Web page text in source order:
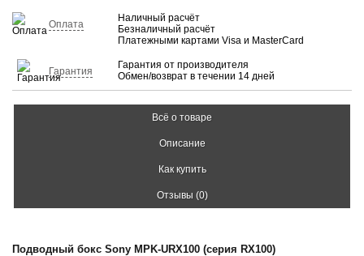
Оплата
Наличный расчёт
Безналичный расчёт
Платежными картами Visa и MasterCard
Гарантия
Гарантия от производителя
Обмен/возврат в течении 14 дней
Всё о товаре
Описание
Как купить
Отзывы (0)
Подводный бокс Sony MPK-URX100 (серия RX100)